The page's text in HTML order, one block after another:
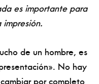
es importante para
impresión.
de un hombre, es
No hay
por completo